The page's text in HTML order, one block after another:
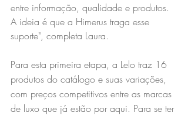
entre informação, qualidade e produtos.
A ideia é que a Himerus traga esse
suporte", completa Laura.
Para esta primeira etapa, a Lelo traz 16
produtos do catálogo e suas variações,
com preços competitivos entre as marcas
de luxo que já estão por aqui. Para se ter